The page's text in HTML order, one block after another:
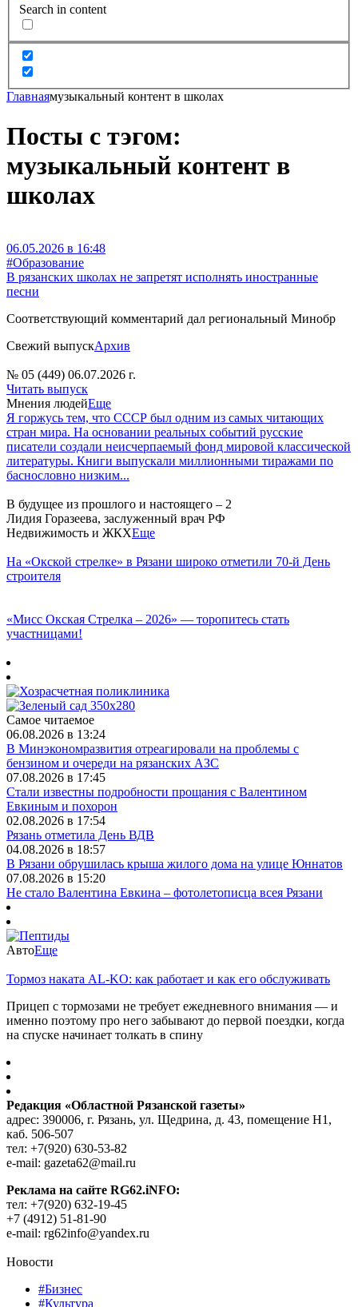
Search in content
Главнаямузыкальный контент в школах
Посты с тэгом:
музыкальный контент в
школах
06.05.2026 в 16:48
#Образование
В рязанских школах не запретят исполнять иностранные
песни
Соответствующий комментарий дал региональный Минобр
Свежий выпускАрхив
№ 05 (449) 06.07.2026 г.
Читать выпуск
Мнения людейЕще
Я горжусь тем, что СССР был одним из самых читающих
стран мира. На основании реальных событий русские
писатели создали неисчерпаемый фонд мировой классической
литературы. Книги выпускали миллионными тиражами по
баснословно низким...
В будущее из прошлого и настоящего – 2
Лидия Горазеева, заслуженный врач РФ
Недвижимость и ЖКХЕще
На «Окской стрелке» в Рязани широко отметили 70-й День
строителя
«Мисс Окская Стрелка – 2026» — торопитесь стать
участницами!
Самое читаемое
06.08.2026 в 13:24
В Минэкономразвития отреагировали на проблемы с
бензином и очереди на рязанских АЗС
07.08.2026 в 17:45
Стали известны подробности прощания с Валентином
Евкиным и похорон
02.08.2026 в 17:54
Рязань отметила День ВДВ
04.08.2026 в 18:57
В Рязани обрушилась крыша жилого дома на улице Юннатов
07.08.2026 в 15:20
Не стало Валентина Евкина – фотолетописца всея Рязани
АвтоЕще
Тормоз наката AL-KO: как работает и как его обслуживать
Прицеп с тормозами не требует ежедневного внимания — и
именно поэтому про него забывают до первой поездки, когда
на спуске начинает толкать в спину
Редакция «Областной Рязанской газеты»
адрес: 390006, г. Рязань, ул. Щедрина, д. 43, помещение Н1,
каб. 506-507
тел: +7(920) 630-53-82
e-mail: gazeta62@mail.ru
Реклама на сайте RG62.iNFO:
тел: +7(920) 632-19-45
+7 (4912) 51-81-90
e-mail: rg62info@yandex.ru
Новости
#Бизнес
#Культура